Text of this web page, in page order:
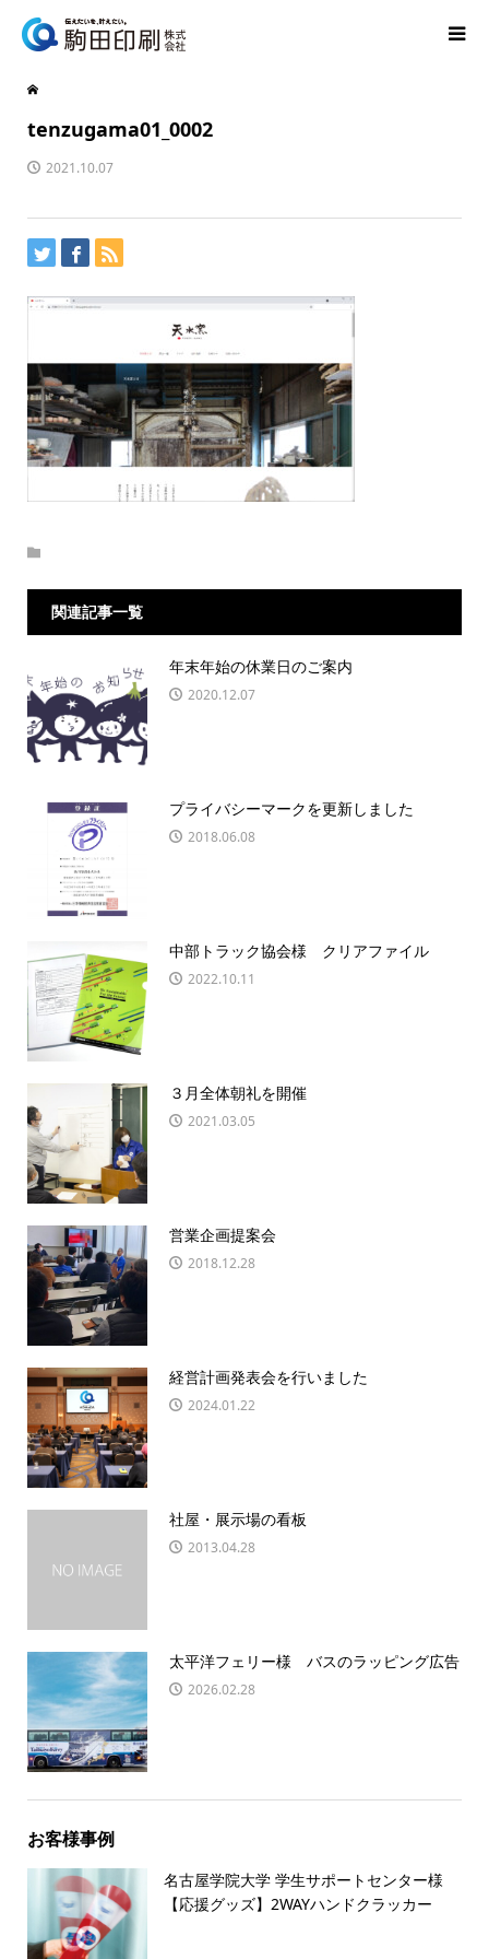
tenzugama01_0002
2021.10.07
関連記事一覧
年末年始の休業日のご案内
2020.12.07
プライバシーマークを更新しました
2018.06.08
中部トラック協会様 クリアファイル
2022.10.11
３月全体朝礼を開催
2021.03.05
営業企画提案会
2018.12.28
経営計画発表会を行いました
2024.01.22
社屋・展示場の看板
2013.04.28
太平洋フェリー様 バスのラッピング広告
2026.02.28
お客様事例
名古屋学院大学 学生サポートセンター様
【応援グッズ】2WAYハンドクラッカー